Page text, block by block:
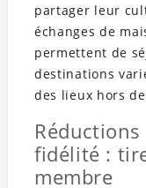
partager leur
échanges de
permettent de
destinations
des lieux hors
fidélité :
membre